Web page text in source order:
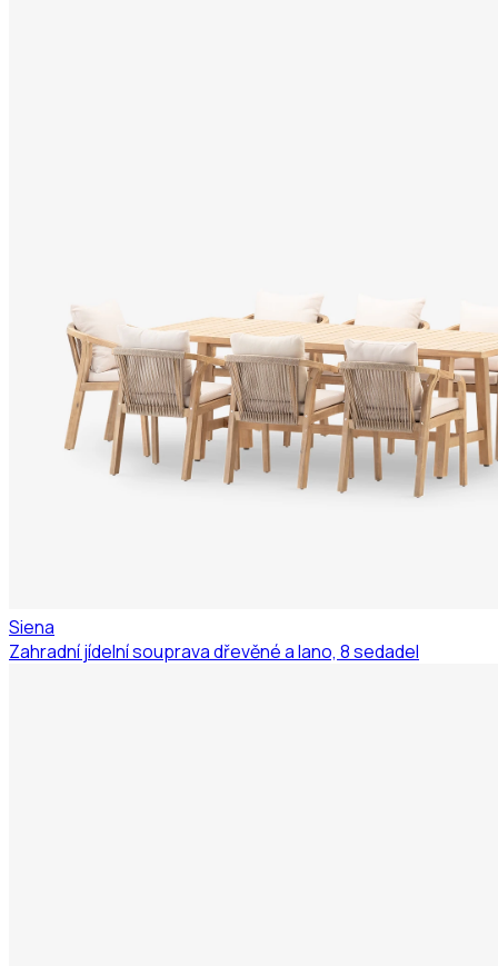
Siena
Zahradní jídelní souprava dřevěné a lano, 8 sedadel